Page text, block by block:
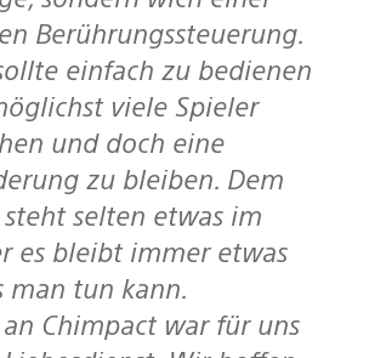
Berührungssteuerung.
einfach zu bedienen
viele Spieler
und doch eine
zu bleiben. Dem
selten etwas im
es bleibt immer etwas
man tun kann.
Chimpact war für uns